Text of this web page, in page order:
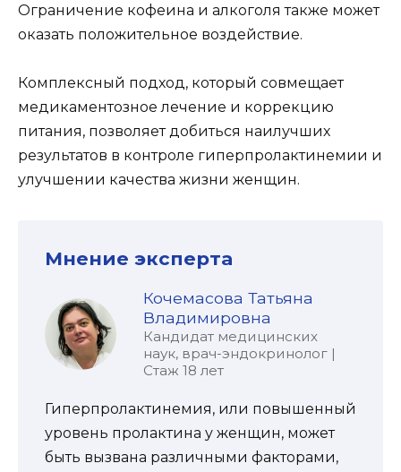
Ограничение кофеина и алкоголя также может
оказать положительное воздействие.
Комплексный подход, который совмещает
медикаментозное лечение и коррекцию
питания, позволяет добиться наилучших
результатов в контроле гиперпролактинемии и
улучшении качества жизни женщин.
Мнение эксперта
Кочемасова Татьяна
Владимировна
Кандидат медицинских
наук, врач-эндокринолог |
Стаж 18 лет
Гиперпролактинемия, или повышенный
уровень пролактина у женщин, может
быть вызвана различными факторами,